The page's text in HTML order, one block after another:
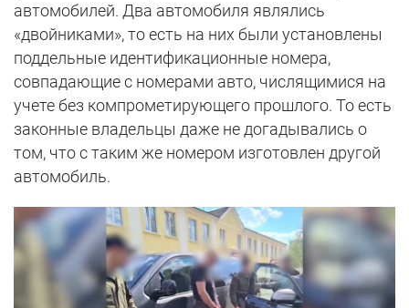
автомобилей. Два автомобиля являлись
«двойниками», то есть на них были установлены
поддельные идентификационные номера,
совпадающие с номерами авто, числящимися на
учете без компрометирующего прошлого. То есть
законные владельцы даже не догадывались о
том, что с таким же номером изготовлен другой
автомобиль.